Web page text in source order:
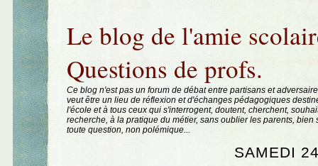
Le blog de l'amie
Questions de profs.
Ce blog n'est pas un forum de débat entre partisans et
veut être un lieu de réflexion et d'échanges pédagogiques
l'école et à tous ceux qui s'interrogent, doutent, cherchent,
recherche, à la pratique du métier, sans oublier les parents, bien
toute question, non polémique...
SAMEDI